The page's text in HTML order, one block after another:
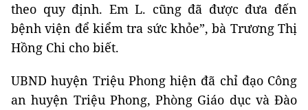
theo quy định. Em L. cũng đã được đưa đến
bệnh viện để kiểm tra sức khỏe”, bà Trương Thị
Hồng Chi cho biết.
UBND huyện Triệu Phong hiện đã chỉ đạo Công
an huyện Triệu Phong, Phòng Giáo dục và Đào